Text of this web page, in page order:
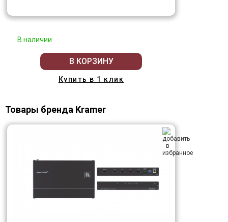
В наличии
В КОРЗИНУ
Купить в 1 клик
Товары бренда Kramer